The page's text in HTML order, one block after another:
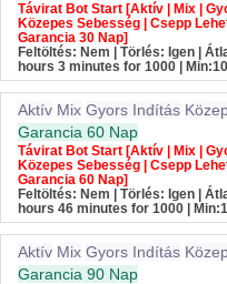
Távirat Bot Start [Aktív | Mix |
Közepes Sebesség | Csepp
Garancia 30 Nap]
Feltöltés: Nem | Törlés: Igen |
hours 3 minutes for 1000
|
Aktív Mix Gyors Indítás
Garancia 60 Nap
Távirat Bot Start [Aktív | Mix |
Közepes Sebesség | Csepp
Garancia 60 Nap]
Feltöltés: Nem | Törlés: Igen |
hours 46 minutes for 1000
|
Aktív Mix Gyors Indítás
Garancia 90 Nap